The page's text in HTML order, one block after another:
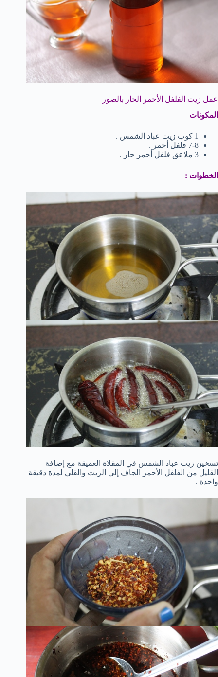
عمل زيت الفلفل الأحمر الحار بالصور
المكونات
1 كوب زيت عباد الشمس .
7-8 فلفل أحمر .
3 ملاعق فلفل أحمر حار .
الخطوات :
تسخين زيت عباد الشمس في المقلاة العميقة مع إضافة
القليل من الفلفل الأحمر الجاف إلي الزيت والقلي لمدة دقيقة
واحدة .